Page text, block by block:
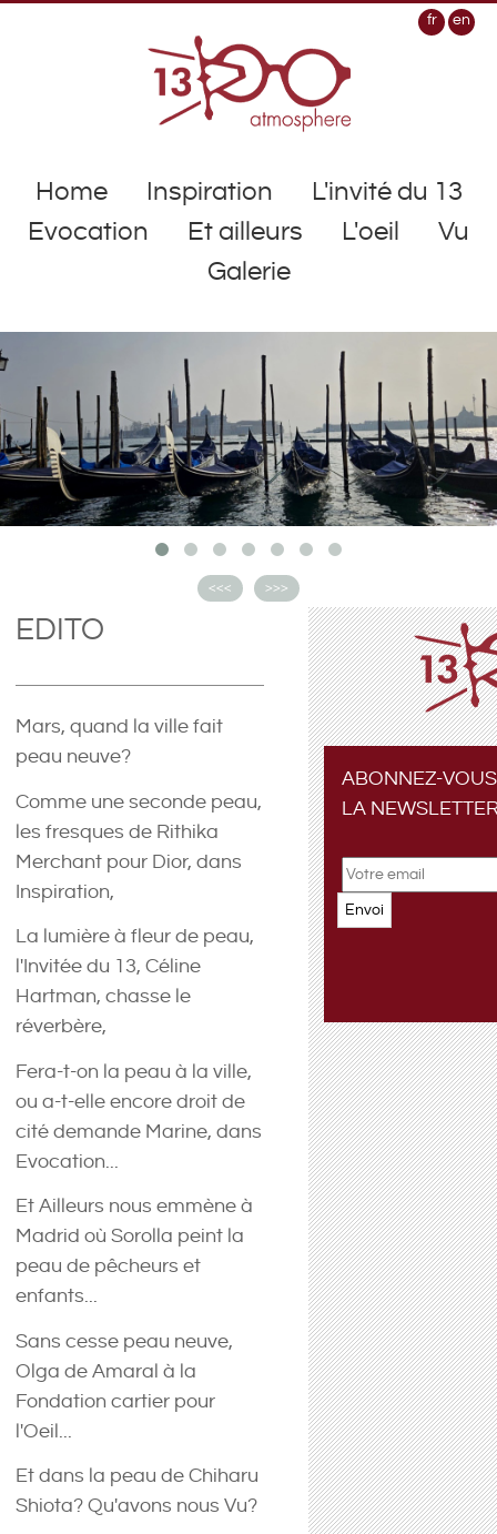
fr en
Home Inspiration
L'invité du 13
Evocation
Et ailleurs L'oeil
Vu
Galerie
<<< >>>
EDITO
Mars, quand la ville fait
peau neuve?
Comme une seconde peau,
les fresques de Rithika
Merchant pour Dior, dans
Inspiration,
La lumière à fleur de peau,
l'Invitée du 13, Céline
Hartman, chasse le
réverbère,
Fera-t-on la peau à la ville,
ou a-t-elle encore droit de
cité demande Marine, dans
Evocation...
Et Ailleurs nous emmène à
Madrid où Sorolla peint la
peau de pêcheurs et
enfants...
Sans cesse peau neuve,
Olga de Amaral à la
Fondation cartier pour
l'Oeil...
Et dans la peau de Chiharu
Shiota? Qu'avons nous Vu?
ABONNEZ-
LA
Envoi